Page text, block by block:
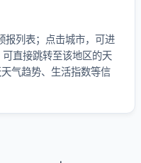
报列表；点击城市，可进
直接跳转至该地区的天
气趋势、生活指数等信